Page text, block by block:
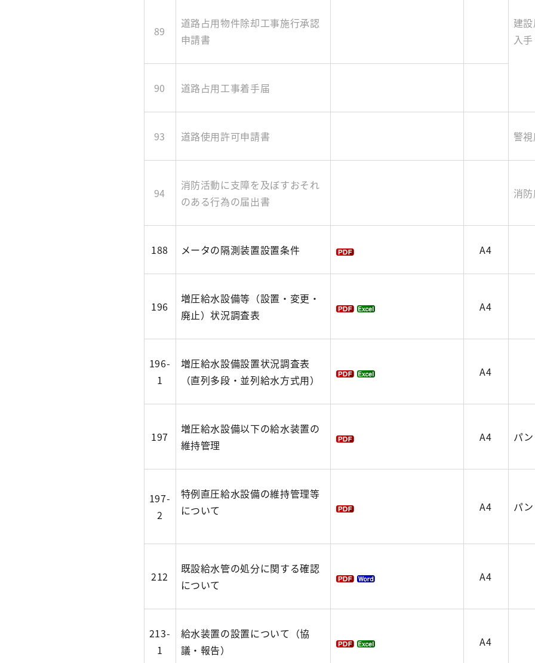
建
入手
89
道路占用物件除却工事施行承認
申請書
90 道路占用工事着手届
93 道路使用許可申請書 警
94
消防活動に支障を及ぼすおそれ
のある行為の届出書
消
188 メータの隔測装置設置条件 A4
196
増圧給水設備等（設置・変更・
廃止）状況調査表
A4
196-
1
増圧給水設備設置状況調査表
（直列多段・並列給水方式用）
A4
197
増圧給水設備以下の給水装置の
維持管理
A4 パ
197-
2
特例直圧給水設備の維持管理等
について
A4 パ
212
既設給水管の処分に関する確認
について
A4
213-
1
給水装置の設置について（協
議・報告）
A4